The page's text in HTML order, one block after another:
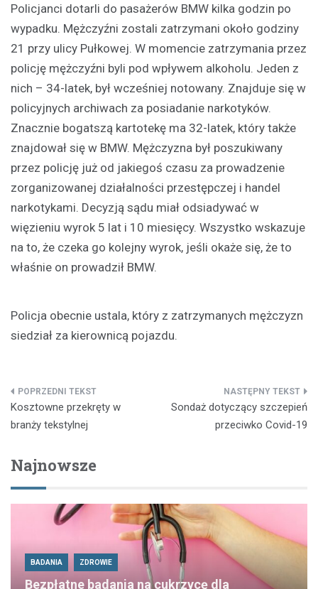
Policjanci dotarli do pasażerów BMW kilka godzin po
wypadku. Mężczyźni zostali zatrzymani około godziny
21 przy ulicy Pułkowej. W momencie zatrzymania przez
policję mężczyźni byli pod wpływem alkoholu. Jeden z
nich – 34-latek, był wcześniej notowany. Znajduje się w
policyjnych archiwach za posiadanie narkotyków.
Znacznie bogatszą kartotekę ma 32-latek, który także
znajdował się w BMW. Mężczyzna był poszukiwany
przez policję już od jakiegoś czasu za prowadzenie
zorganizowanej działalności przestępczej i handel
narkotykami. Decyzją sądu miał odsiadywać w
więzieniu wyrok 5 lat i 10 miesięcy. Wszystko wskazuje
na to, że czeka go kolejny wyrok, jeśli okaże się, że to
właśnie on prowadził BMW.
Policja obecnie ustala, który z zatrzymanych mężczyzn
siedział za kierownicą pojazdu.
Nawigacja
wpisu
Kosztowne przekręty w
branży tekstylnej
Sondaż dotyczący szczepień
przeciwko Covid-19
Najnowsze
BADANIA ZDROWIE
Bezpłatne badania na cukrzycę dla